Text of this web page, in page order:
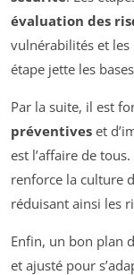
évaluation des
vulnérabilités et les
étape jette les
Par la suite, il est
préventives et
est l’affaire de
renforce la culture
réduisant ainsi les
Enfin, un bon plan
et ajusté pour